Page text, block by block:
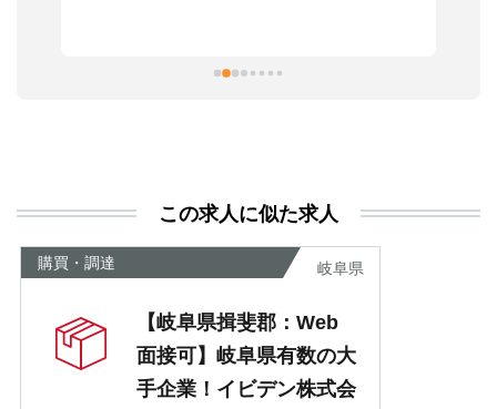
が
この求人に似た求人
購買・調達 岐阜県
【岐阜県揖斐郡：Web
面接可】岐阜県有数の大
手企業！イビデン株式会